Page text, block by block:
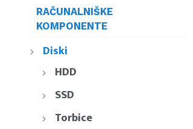
RAČUNALNIŠKE
KOMPONENTE
Diski
HDD
SSD
Torbice